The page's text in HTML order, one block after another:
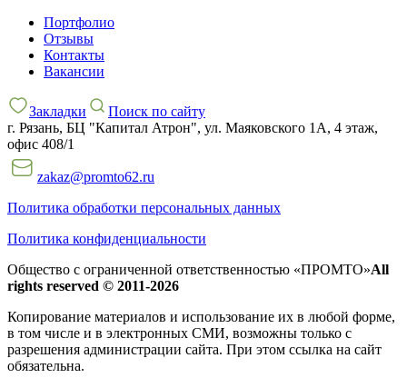
Портфолио
Отзывы
Контакты
Вакансии
Закладки
Поиск по сайту
г. Рязань, БЦ "Капитал Атрон", ул. Маяковского 1А, 4 этаж,
офис 408/1
zakaz@promto62.ru
Политика обработки персональных данных
Политика конфиденциальности
Общество с ограниченной ответственностью «ПРОМТО»All
rights reserved © 2011-2026
Копирование материалов и использование их в любой форме,
в том числе и в электронных СМИ, возможны только c
разрешения администрации сайта. При этом ссылка на сайт
обязательна.